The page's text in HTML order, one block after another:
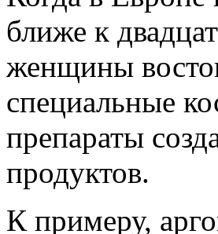
ближе к
женщины
специальные
препараты
продуктов.
К примеру,